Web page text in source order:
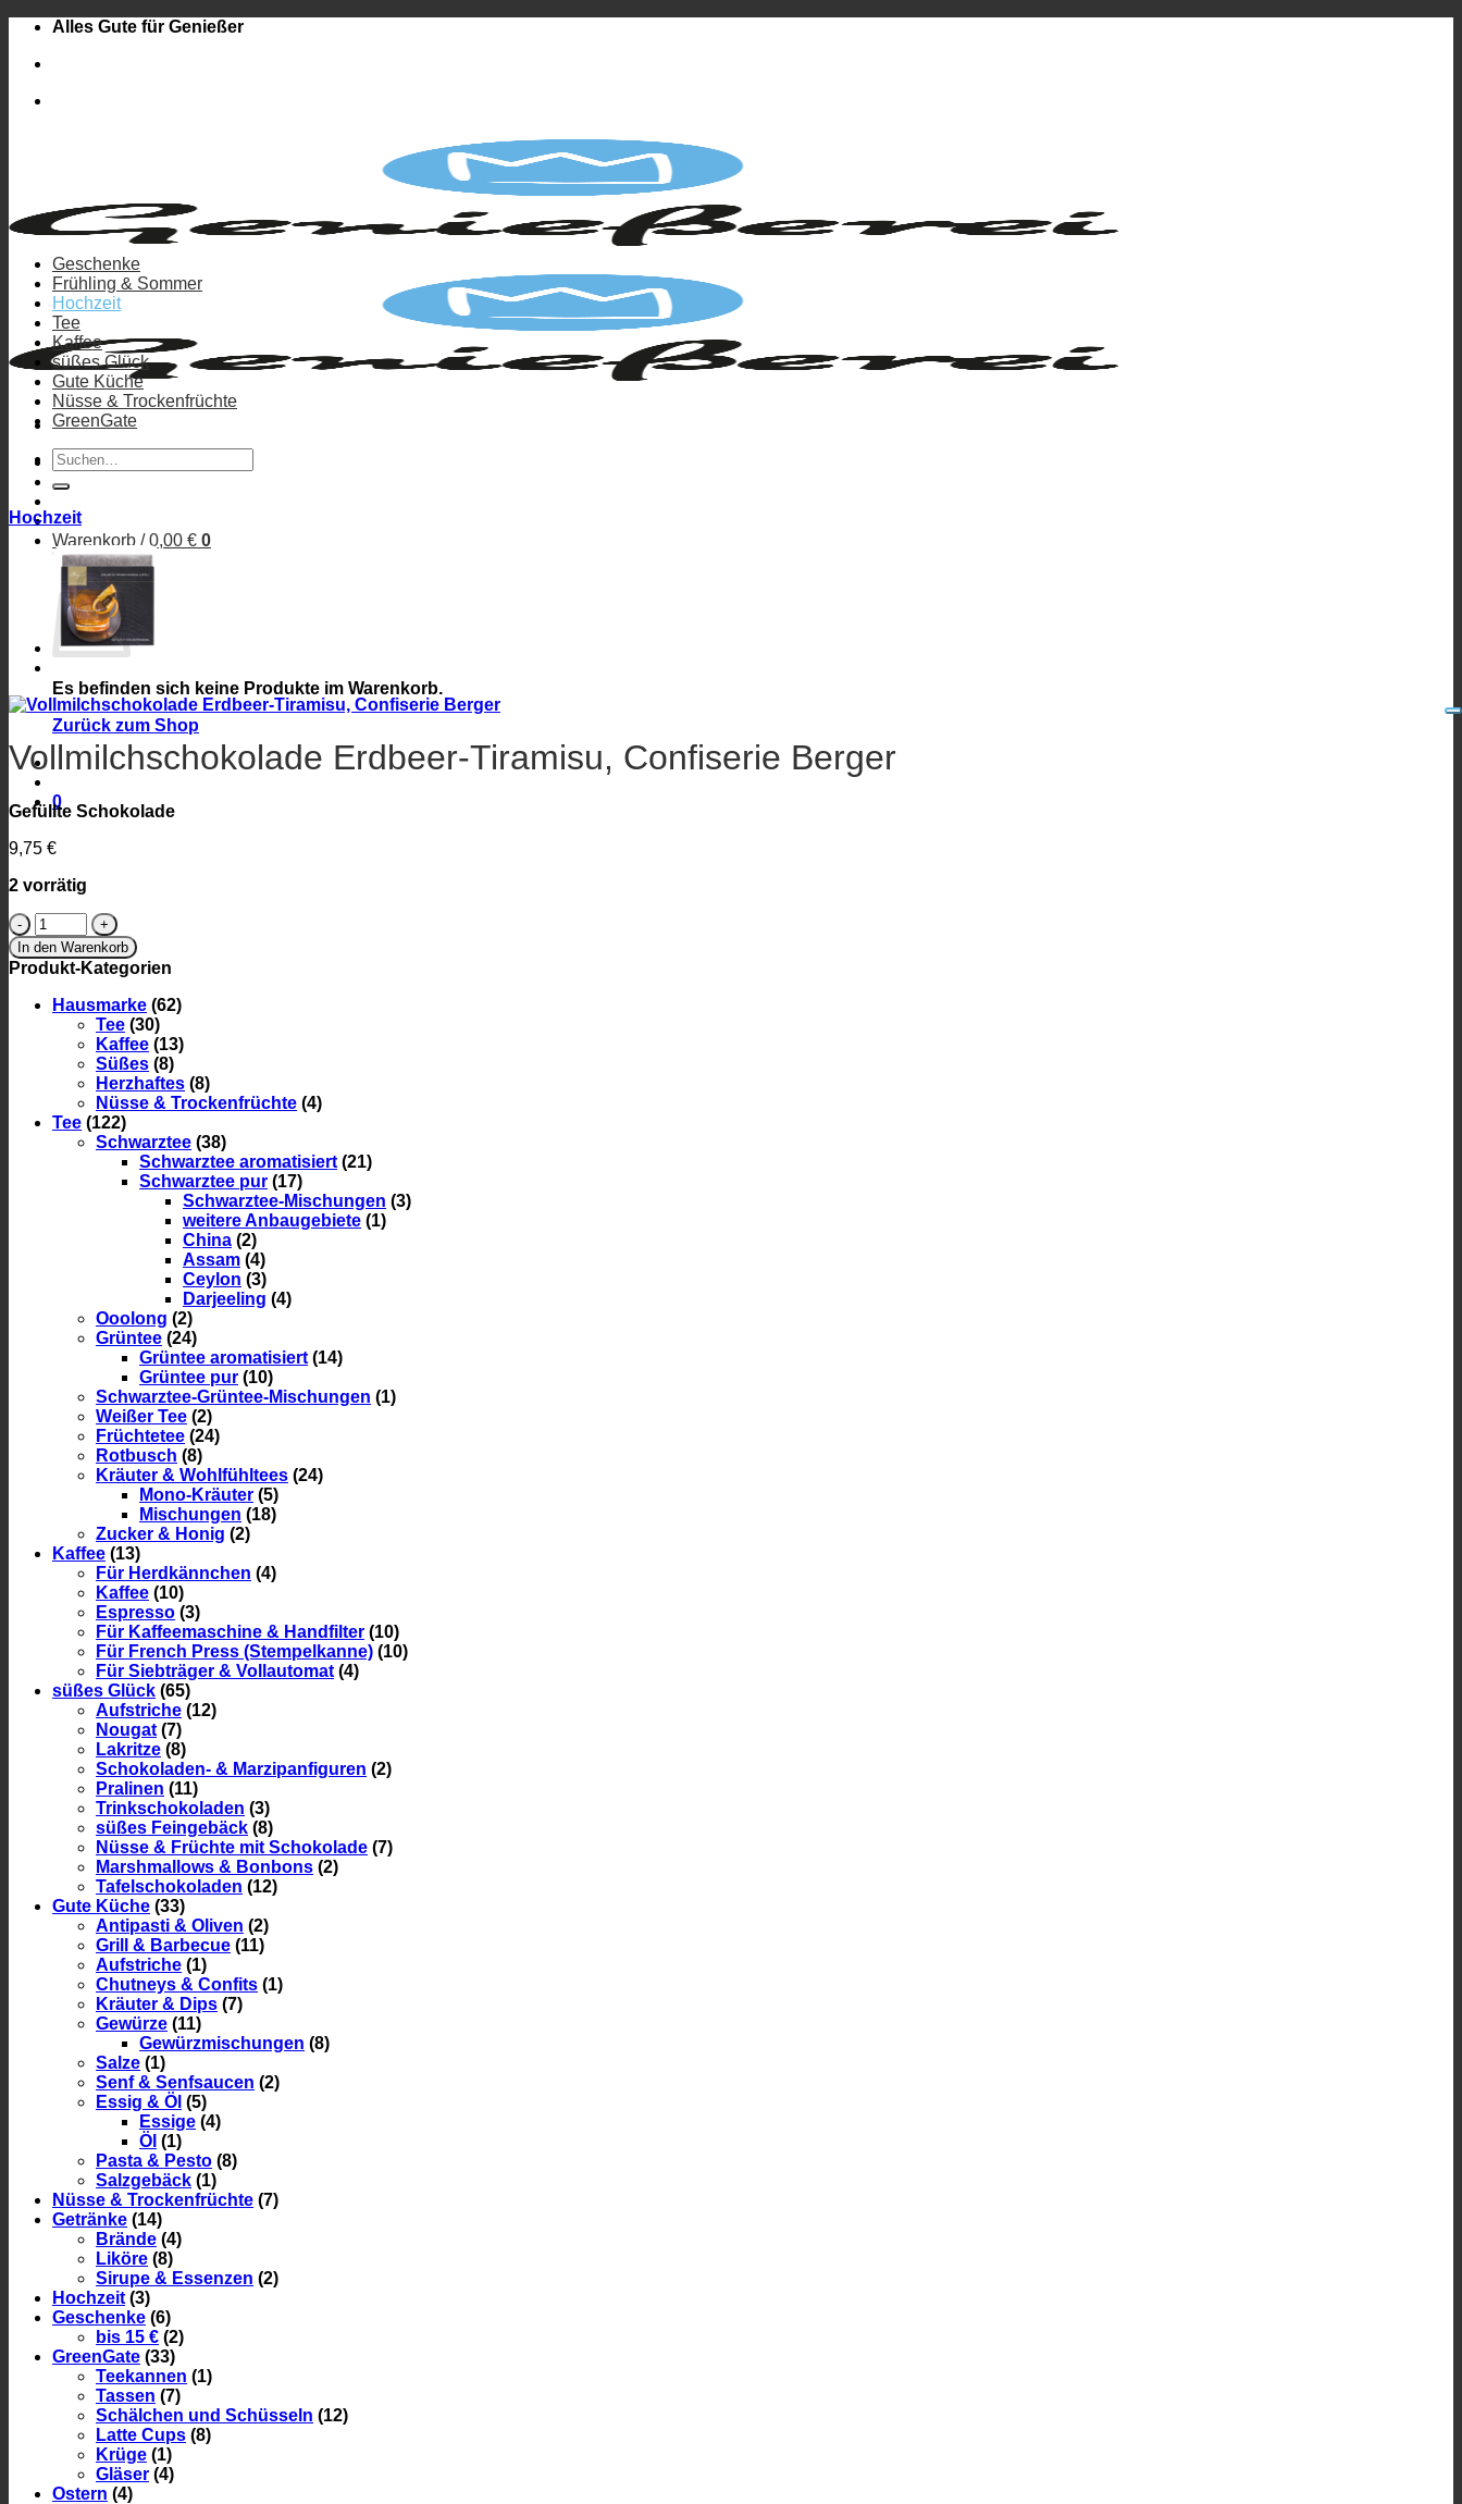
Zum
springen
Alles Gute für Genießer
Anmelden
Warenkorb /0,00 € 0
Warenkorb
Es befinden sich keine Produkte im Warenkorb.
Zurück zum Shop
0
Geschenke
Frühling & Sommer
Hochzeit
Tee
Kaffee
süßes Glück
Gute Küche
Nüsse & Trockenfrüchte
GreenGate
Suchen
nach:
Hochzeit
Vollmilchschokolade Erdbeer-Tiramisu, Confiserie Berger
Gefüllte Schokolade
9,75 €
2 vorrätig
Vollmilchschokolade
Erdbeer-
Tiramisu,
Confiserie
Berger
Menge
In den Warenkorb
Produkt-Kategorien
Hausmarke (62)
Tee (30)
Kaffee (13)
Süßes (8)
Herzhaftes (8)
Nüsse & Trockenfrüchte (4)
Tee (122)
Schwarztee (38)
Schwarztee aromatisiert (21)
Schwarztee pur (17)
Schwarztee-Mischungen (3)
weitere Anbaugebiete (1)
China (2)
Assam (4)
Ceylon (3)
Darjeeling (4)
Ooolong (2)
Grüntee (24)
Grüntee aromatisiert (14)
Grüntee pur (10)
Schwarztee-Grüntee-Mischungen (1)
Weißer Tee (2)
Früchtetee (24)
Rotbusch (8)
Kräuter & Wohlfühltees (24)
Mono-Kräuter (5)
Mischungen (18)
Zucker & Honig (2)
Kaffee (13)
Für Herdkännchen (4)
Kaffee (10)
Espresso (3)
Für Kaffeemaschine & Handfilter (10)
Für French Press (Stempelkanne) (10)
Für Siebträger & Vollautomat (4)
süßes Glück (65)
Aufstriche (12)
Nougat (7)
Lakritze (8)
Schokoladen- & Marzipanfiguren (2)
Pralinen (11)
Trinkschokoladen (3)
süßes Feingebäck (8)
Nüsse & Früchte mit Schokolade (7)
Marshmallows & Bonbons (2)
Tafelschokoladen (12)
Gute Küche (33)
Antipasti & Oliven (2)
Grill & Barbecue (11)
Aufstriche (1)
Chutneys & Confits (1)
Kräuter & Dips (7)
Gewürze (11)
Gewürzmischungen (8)
Salze (1)
Senf & Senfsaucen (2)
Essig & Öl (5)
Essige (4)
Öl (1)
Pasta & Pesto (8)
Salzgebäck (1)
Nüsse & Trockenfrüchte (7)
Getränke (14)
Brände (4)
Liköre (8)
Sirupe & Essenzen (2)
Hochzeit (3)
Geschenke (6)
bis 15 € (2)
GreenGate (33)
Teekannen (1)
Tassen (7)
Schälchen und Schüsseln (12)
Latte Cups (8)
Krüge (1)
Gläser (4)
Ostern (4)